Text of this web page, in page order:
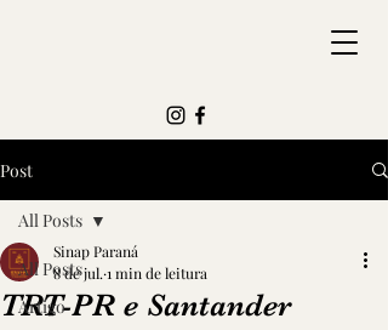
Post
All Posts
Artigo
All Posts
TRT-PR e Santander
Sinap Paraná
8 de jul. 1 min de leitura